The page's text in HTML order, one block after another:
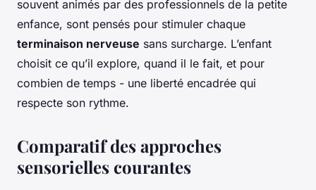
souvent animés par des professionnels de la petite
enfance, sont pensés pour stimuler chaque
terminaison nerveuse sans surcharge. L’enfant
choisit ce qu’il explore, quand il le fait, et pour
combien de temps - une liberté encadrée qui
respecte son rythme.
Comparatif des approches
sensorielles courantes